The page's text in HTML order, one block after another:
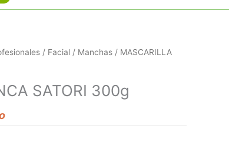
/ Facial / Manchas / MASCARILLA
SATORI 300g